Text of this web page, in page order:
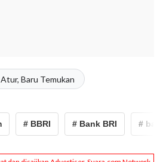
Atur, Baru Temukan
# BBRI # Bank BRI # bank